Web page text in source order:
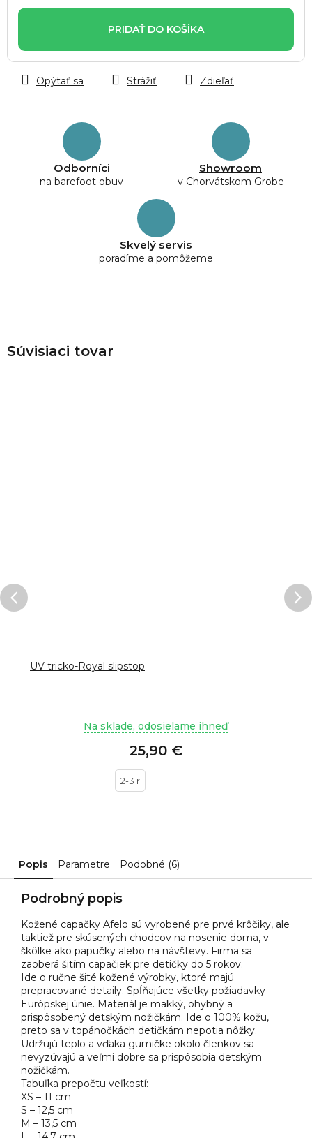
Jednotková
PRIDAŤ DO KOŠÍKA
Odborníci
na barefoot obuv
Showroom
v Chorvátskom Grobe
Skvelý servis
poradíme a pomôžeme
Opýtať sa Strážiť Zdieľať
Súvisiaci tovar
UV tricko-Royal slipstop
Na sklade, odosielame ihneď
25,90 €
2-3 r
Popis Parametre Podobné (6)
Podrobný popis
Kožené capačky Afelo sú vyrobené pre prvé krôčiky, ale
taktiež pre skúsených chodcov na nosenie doma, v
škôlke ako papučky alebo na návštevy. Firma sa
zaoberá šitím capačiek pre detičky do 5 rokov.
Ide o ručne šité kožené výrobky, ktoré majú
prepracované detaily. Spĺňajúce všetky požiadavky
Európskej únie. Materiál je mäkký, ohybný a
prispôsobený detským nožičkám. Ide o 100% kožu,
preto sa v topánočkách detičkám nepotia nôžky.
Udržujú teplo a vďaka gumičke okolo členkov sa
nevyzúvajú a veľmi dobre sa prispôsobia detským
nožičkám.
Tabuľka prepočtu veľkostí:
XS – 11 cm
S – 12,5 cm
M – 13,5 cm